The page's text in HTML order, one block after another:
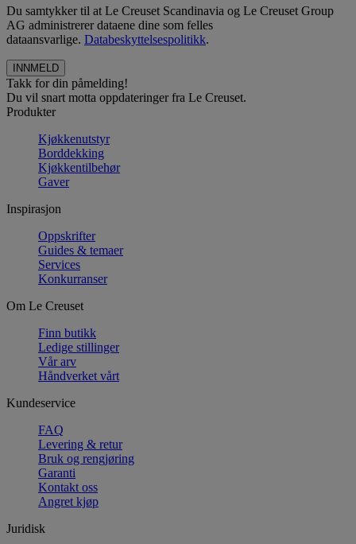
Du samtykker til at Le Creuset Scandinavia og Le Creuset Group
AG administrerer dataene dine som felles
dataansvarlige. Databeskyttelsespolitikk.
Takk for din påmelding!
Du vil snart motta oppdateringer fra Le Creuset.
Produkter
Kjøkkenutstyr
Borddekking
Kjøkkentilbehør
Gaver
Inspirasjon
Oppskrifter
Guides & temaer
Services
Konkurranser
Om Le Creuset
Finn butikk
Ledige stillinger
Vår arv
Håndverket vårt
Kundeservice
FAQ
Levering & retur
Bruk og rengjøring
Garanti
Kontakt oss
Angret kjøp
Juridisk